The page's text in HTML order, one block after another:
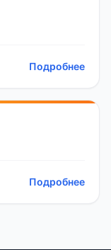
Подробнее
Подробнее